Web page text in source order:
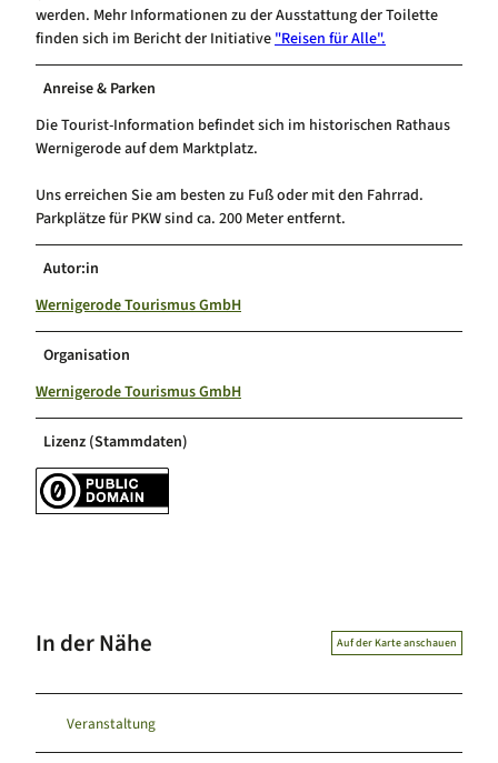
werden. Mehr Informationen zu der Ausstattung der Toilette
finden sich im Bericht der Initiative "Reisen für Alle".
Anreise & Parken
Die Tourist-Information befindet sich im historischen Rathaus
Wernigerode auf dem Marktplatz.
Uns erreichen Sie am besten zu Fuß oder mit den Fahrrad.
Parkplätze für PKW sind ca. 200 Meter entfernt.
Autor:in
Wernigerode Tourismus GmbH
Organisation
Wernigerode Tourismus GmbH
Lizenz (Stammdaten)
In der Nähe Auf der Karte anschauen
Veranstaltung